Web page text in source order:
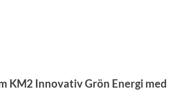
KM2 Innovativ Grön Energi med